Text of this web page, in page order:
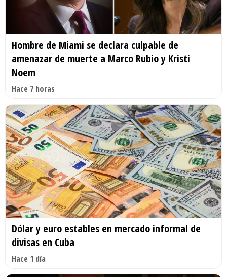
Hombre de Miami se declara culpable de
amenazar de muerte a Marco Rubio y Kristi
Noem
Hace 7 horas
Dólar y euro estables en mercado informal de
divisas en Cuba
Hace 1 día